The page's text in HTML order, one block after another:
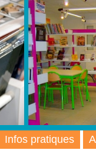
Infos pratiques